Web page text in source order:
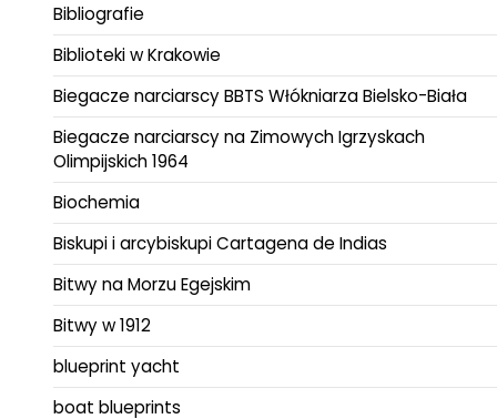
Bibliografie
Biblioteki w Krakowie
Biegacze narciarscy BBTS Włókniarza Bielsko-Biała
Biegacze narciarscy na Zimowych Igrzyskach
Olimpijskich 1964
Biochemia
Biskupi i arcybiskupi Cartagena de Indias
Bitwy na Morzu Egejskim
Bitwy w 1912
blueprint yacht
boat blueprints